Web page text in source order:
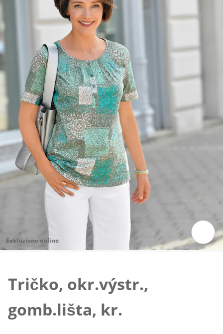
Exkluzívne online
Tričko, okr.výstr.,
gomb.lišta, kr.